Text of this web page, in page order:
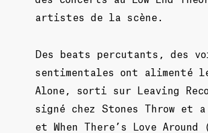
artistes de la scène.
Des beats percutants, des
sentimentales ont alimenté
Alone, sorti sur Leaving
signé chez Stones Throw et
et When There’s Love Around